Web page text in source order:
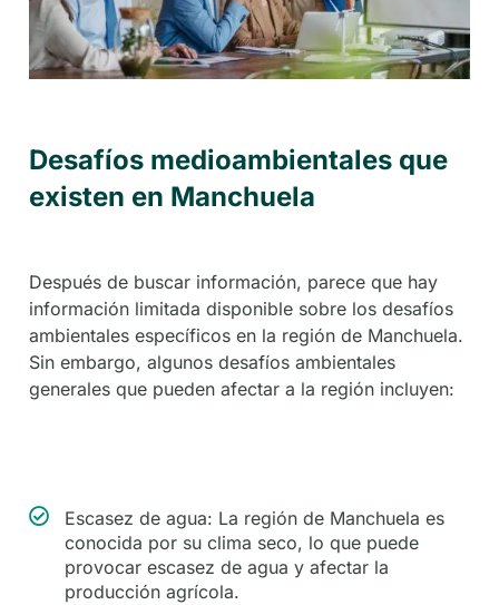
Desafíos medioambientales que
existen en Manchuela
Después de buscar información, parece que hay
información limitada disponible sobre los desafíos
ambientales específicos en la región de Manchuela.
Sin embargo, algunos desafíos ambientales
generales que pueden afectar a la región incluyen:
Escasez de agua: La región de Manchuela es
conocida por su clima seco, lo que puede
provocar escasez de agua y afectar la
producción agrícola.